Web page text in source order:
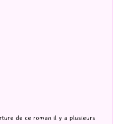
de ce roman il y a plusieurs